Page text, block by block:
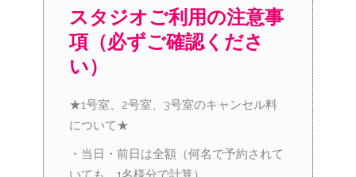
スタジオご利用の注意事
項（必ずご確認くださ
い）
★1号室、2号室、3号室のキャンセル料
について★
・当日・前日は全額（何名で予約されて